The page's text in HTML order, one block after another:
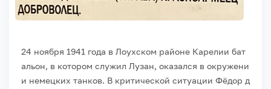
24 ноября 1941 года в Лоухском районе Карелии бат
альон, в котором служил Лузан, оказался в окружени
и немецких танков. В критической ситуации Фёдор д